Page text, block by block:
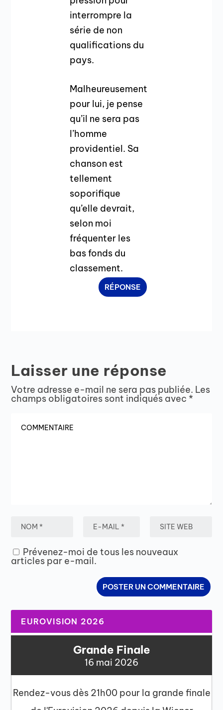
interrompre la
série de non
qualifications du
pays.
Malheureusement
pour lui, je pense
qu’il ne sera pas
l’homme
providentiel. Sa
chanson est
tellement
soporifique
qu’elle devrait,
selon moi
fréquenter les
bas fonds du
classement.
RÉPONSE
Laisser une réponse
Votre adresse e-mail ne sera pas publiée. Les
champs obligatoires sont indiqués avec *
Prévenez-moi de tous les nouveaux
articles par e-mail.
EUROVISION 2026
Grande Finale
16 mai 2026
Rendez-vous dès 21h00 pour la grande finale